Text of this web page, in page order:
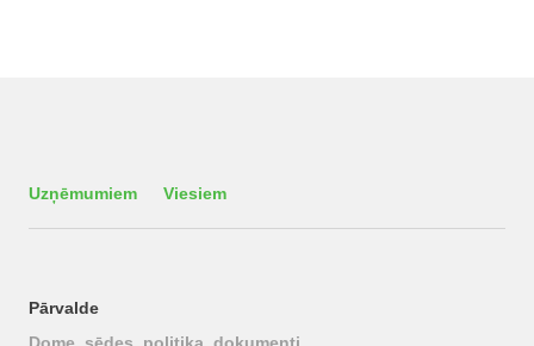
Uzņēmumiem Viesiem
Pārvalde